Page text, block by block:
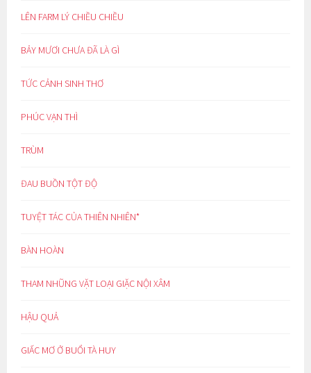
LÊN FARM LÝ CHIỀU CHIỀU
BẢY MƯƠI CHƯA ĐÃ LÀ GÌ
TỨC CẢNH SINH THƠ
PHÚC VẠN THÌ
TRÙM
ĐAU BUỒN TỘT ĐỘ
TUYỆT TÁC CỦA THIÊN NHIÊN*
BÀN HOÀN
THAM NHŨNG VẶT LOẠI GIẶC NỘI XÂM
HẬU QUẢ
GIẤC MƠ Ở BUỔI TÀ HUY